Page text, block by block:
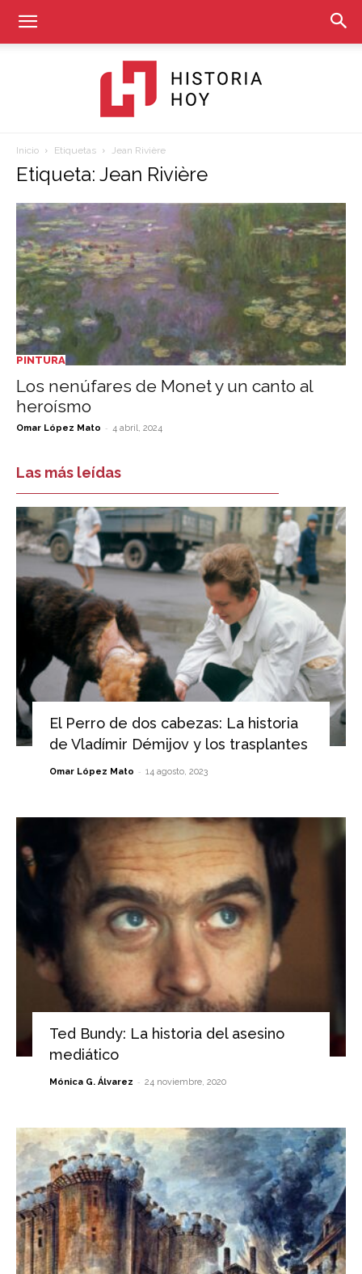
Inicio Etiquetas Jean Rivière
Etiqueta: Jean Rivière
PINTURA
Los nenúfares de Monet y un canto al
heroísmo
Omar López Mato - 4 abril, 2024
Las más leídas
El Perro de dos cabezas: La historia
de Vladímir Démijov y los trasplantes
Omar López Mato - 14 agosto, 2023
Ted Bundy: La historia del asesino
mediático
Mónica G. Álvarez - 24 noviembre, 2020